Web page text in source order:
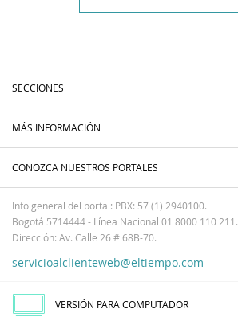
SECCIONES
MÁS INFORMACIÓN
CONOZCA NUESTROS PORTALES
Info general del portal: PBX: 57 (1) 2940100.
Bogotá 5714444 - Línea Nacional 01 8000 110 211.
Dirección: Av. Calle 26 # 68B-70.
servicioalclienteweb@eltiempo.com
VERSIÓN PARA COMPUTADOR